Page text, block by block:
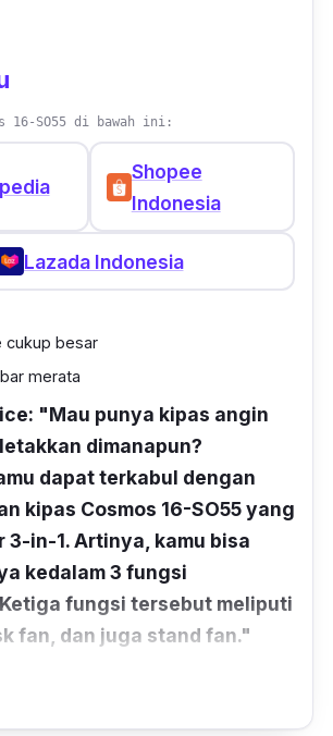
16-SO55 di bawah ini:
Shopee
Indonesia
Lazada Indonesia
cukup besar
merata
"Mau punya kipas angin
dimanapun?
dapat terkabul dengan
kipas Cosmos 16-SO55 yang
3-in-1. Artinya, kamu bisa
kedalam 3 fungsi
fungsi tersebut meliputi
fan, dan juga stand fan."
berukuran 16 inci bisa